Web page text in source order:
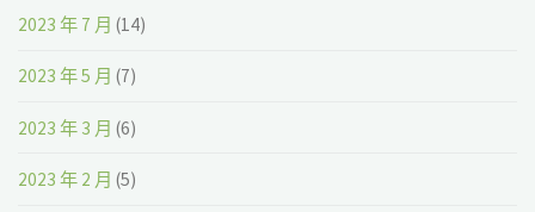
2023 年 7 月 (14)
2023 年 5 月 (7)
2023 年 3 月 (6)
2023 年 2 月 (5)